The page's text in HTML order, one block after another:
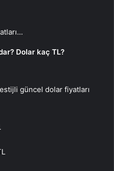
Dolar kaç TL?
güncel dolar fiyatları